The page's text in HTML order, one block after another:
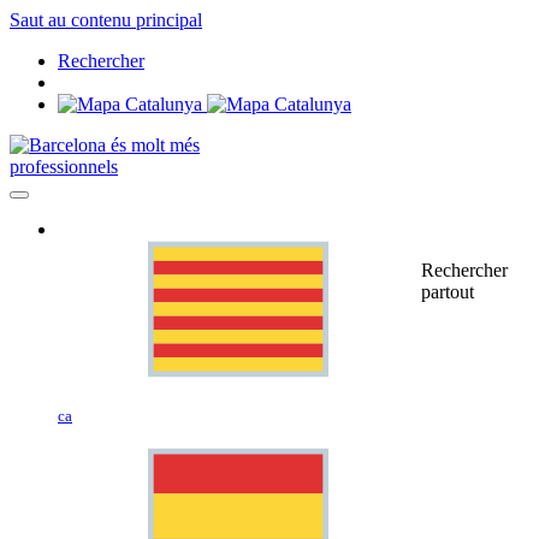
Saut au contenu principal
Rechercher
professionnels
ca
Rechercher
partout